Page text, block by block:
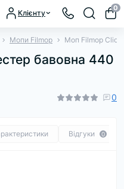
Клієнту
0
Мопи Filmop Моп Filmop Click
бавовна 440
0
Відгуки 0